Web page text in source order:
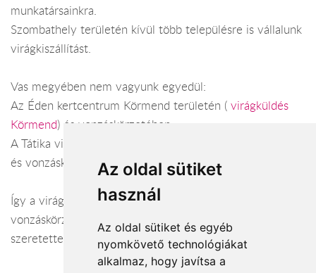
Az oldal sütiket
használ
Az oldal sütiket és egyéb
nyomkövető technológiákat
alkalmaz, hogy javítsa a
munkatársainkra.
Szombathely területén kívül több településre is vállalunk
virágkiszállítást.
Vas megyében nem vagyunk egyedül:
Az Éden kertcentrum Körmend területén ( virágküldés
Körmend) és vonzáskörzetében.
A Tátika virágbolt Sárvár területén (
és vonzáskörzetében.
Így a virágküldés Vas megye városaiban és azok
vonzáskörzetében is gond nélkül megoldható. Várjuk
szeretettel webáruházunkban!